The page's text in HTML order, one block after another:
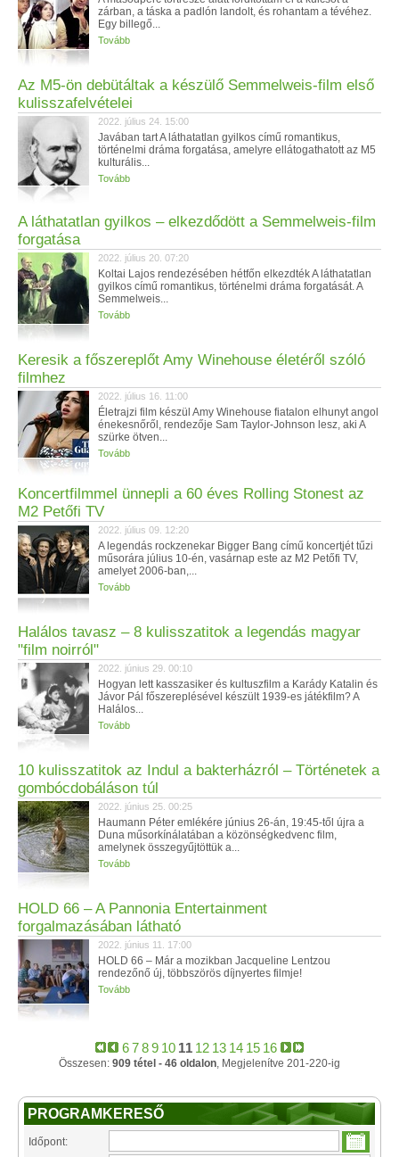
zárban, a táska a padlón landolt, és rohantam a tévéhez.
Egy billegő...
Tovább
Az M5-ön debütáltak a készülő Semmelweis-film első
kulisszafelvételei
2022. július 24. 15:00
Javában tart A láthatatlan gyilkos című romantikus,
történelmi dráma forgatása, amelyre ellátogathatott az M5
kulturális...
Tovább
A láthatatlan gyilkos – elkezdődött a Semmelweis-film
forgatása
2022. július 20. 07:20
Koltai Lajos rendezésében hétfőn elkezdték A láthatatlan
gyilkos című romantikus, történelmi dráma forgatását. A
Semmelweis...
Tovább
Keresik a főszereplőt Amy Winehouse életéről szóló
filmhez
2022. július 16. 11:00
Életrajzi film készül Amy Winehouse fiatalon elhunyt angol
énekesnőről, rendezője Sam Taylor-Johnson lesz, aki A
szürke ötven...
Tovább
Koncertfilmmel ünnepli a 60 éves Rolling Stonest az
M2 Petőfi TV
2022. július 09. 12:20
A legendás rockzenekar Bigger Bang című koncertjét tűzi
műsorára július 10-én, vasárnap este az M2 Petőfi TV,
amelyet 2006-ban,...
Tovább
Halálos tavasz – 8 kulisszatitok a legendás magyar
"film noirról"
2022. június 29. 00:10
Hogyan lett kasszasiker és kultuszfilm a Karády Katalin és
Jávor Pál főszereplésével készült 1939-es játékfilm? A
Halálos...
Tovább
10 kulisszatitok az Indul a bakterházról – Történetek a
gombócdobáláson túl
2022. június 25. 00:25
Haumann Péter emlékére június 26-án, 19:45-től újra a
Duna műsorkínálatában a közönségkedvenc film,
amelynek összegyűjtöttük a...
Tovább
HOLD 66 – A Pannonia Entertainment
forgalmazásában látható
2022. június 11. 17:00
HOLD 66 – Már a mozikban Jacqueline Lentzou
rendezőnő új, többszörös díjnyertes filmje!
Tovább
6789 10 11 12 13 14 15 16
Összesen: 909 tétel - 46 oldalon, Megjelenítve 201-220-ig
PROGRAMKERESŐ
Időpont: